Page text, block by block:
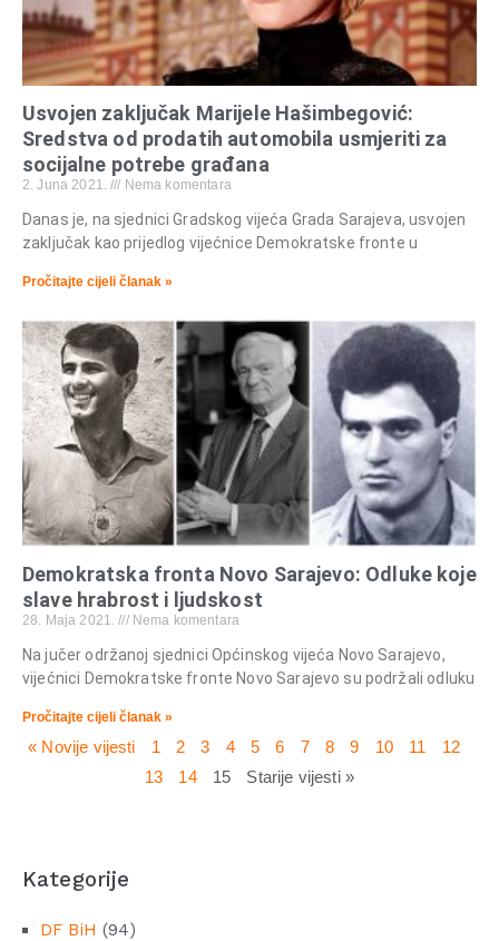
Usvojen zaključak Marijele Hašimbegović:
Sredstva od prodatih automobila usmjeriti za
socijalne potrebe građana
2. Juna 2021. Nema komentara
Danas je, na sjednici Gradskog vijeća Grada Sarajeva, usvojen
zaključak kao prijedlog vijećnice Demokratske fronte u
Pročitajte cijeli članak »
Demokratska fronta Novo Sarajevo: Odluke koje
slave hrabrost i ljudskost
28. Maja 2021. Nema komentara
Na jučer održanoj sjednici Općinskog vijeća Novo Sarajevo,
vijećnici Demokratske fronte Novo Sarajevo su podržali odluku
Pročitajte cijeli članak »
« Novije vijesti 1 2 3 4 5 6 7 8 9 10 11
12
13
14 15 Starije vijesti »
Kategorije
DF BiH (94)